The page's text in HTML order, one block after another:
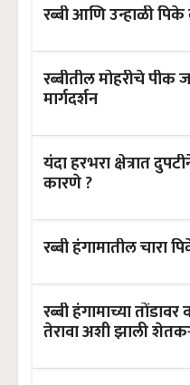
रब्बी आणि उन्हाळी
रब्बीतील मोहरीचे पीक
मार्गदर्शन
यंदा हरभरा क्षेत्रात
कारणे ?
रब्बी हंगामातील चारा
रब्बी हंगामाच्या
तेरावा अशी झाली